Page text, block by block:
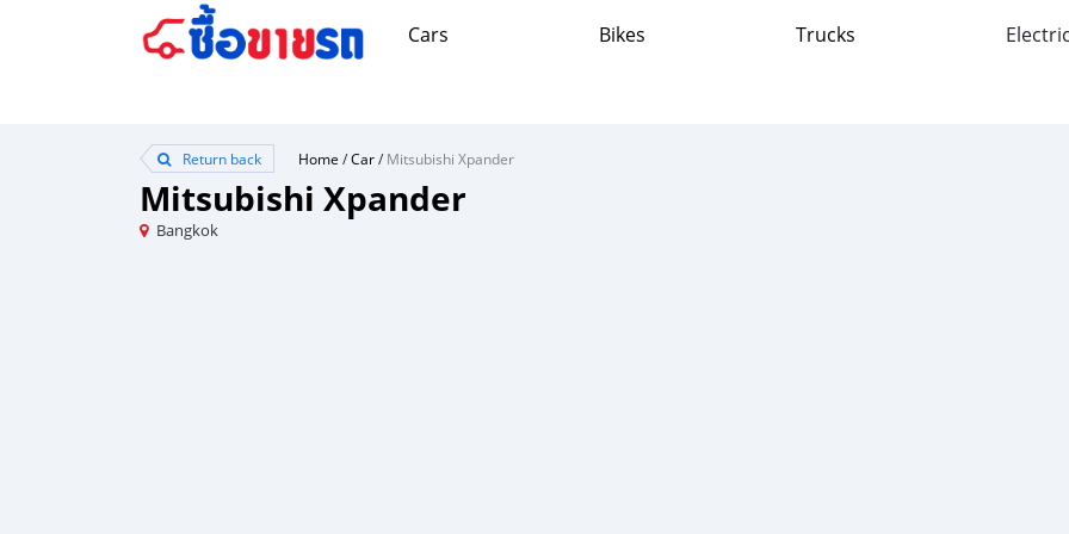
Cars Bikes Trucks
Return back Home /Car/Mitsubishi Xpander
Mitsubishi Xpander
Bangkok